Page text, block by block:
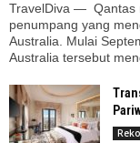
TravelDiva — Qantas
penumpang yang
Australia. Mulai
Australia tersebut